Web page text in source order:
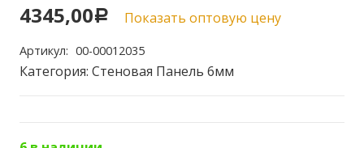
4345,00Р Показать оптовую цену
Артикул: 00-00012035
Категория: Стеновая Панель 6мм